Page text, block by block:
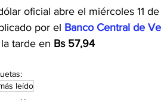
oficial abre el miércoles 11
por el Banco Central de
tarde en Bs 57,94
leído